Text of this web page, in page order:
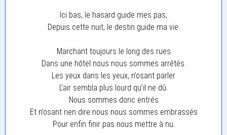
Ici bas, le hasard guide mes pas,
Depuis cette nuit, le destin guide ma vie.
Marchant toujours le long des rues
Dans une hôtel nous nous sommes arrêtés.
Les yeux dans les yeux, n’osant parler
L’air sembla plus lourd qu’il ne dû.
Nous sommes donc entrés
Et n’osant rien dire nous nous sommes embrassés
Pour enfin finir pas nous mettre à nu.